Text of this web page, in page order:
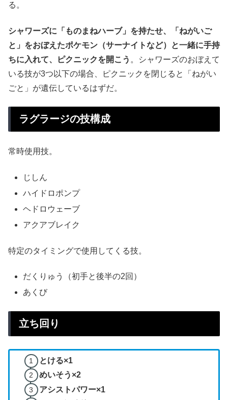
る。
シャワーズに「ものまねハーブ」を持たせ、「ねがいご
と」をおぼえたポケモン（サーナイトなど）と一緒に手持
ちに入れて、ピクニックを開こう 。シャワーズのおぼえて
いる技が3つ以下の場合、ピクニックを閉じると「ねがい
ごと」が遺伝しているはずだ。
ラグラージの技構成
常時使用技。
じしん
ハイドロポンプ
ヘドロウェーブ
アクアブレイク
特定のタイミングで使用してくる技。
だくりゅう（初手と後半の2回）
あくび
立ち回り
とける×1
めいそう×2
アシストパワー×1